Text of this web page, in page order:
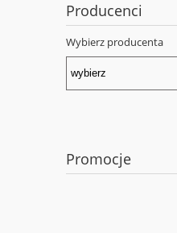
Producenci
Wybierz producenta
Promocje